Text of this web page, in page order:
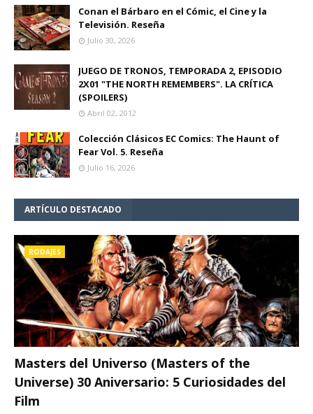
Conan el Bárbaro en el Cómic, el Cine y la
Televisión. Reseña
Julio 30, 2026
JUEGO DE TRONOS, TEMPORADA 2, EPISODIO
2X01 "THE NORTH REMEMBERS". LA CRÍTICA
(SPOILERS)
Abril 02, 2012
Colección Clásicos EC Comics: The Haunt of
Fear Vol. 5. Reseña
Julio 16, 2026
ARTÍCULO DESTACADO
RODAJES
Masters del Universo (Masters of the
Universe) 30 Aniversario: 5 Curiosidades del
Film